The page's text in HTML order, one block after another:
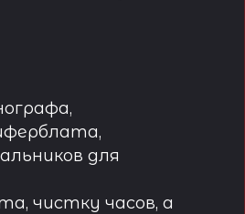
для
чистку часов, а